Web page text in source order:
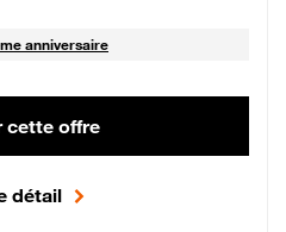
anniversaire
cette offre
détail